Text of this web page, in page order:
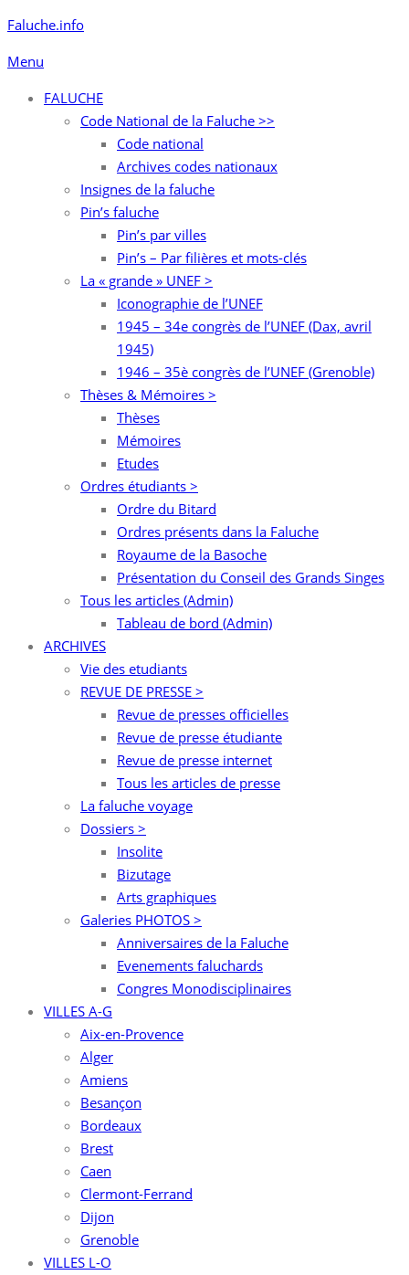
Aller
contenu
Faluche.info
Menu
FALUCHE
Code National de la Faluche >>
Code national
Archives codes nationaux
Insignes de la faluche
Pin’s faluche
Pin’s par villes
Pin’s – Par filières et mots-clés
La « grande » UNEF >
Iconographie de l’UNEF
1945 – 34e congrès de l’UNEF (Dax, avril
1945)
1946 – 35è congrès de l’UNEF (Grenoble)
Thèses & Mémoires >
Thèses
Mémoires
Etudes
Ordres étudiants >
Ordre du Bitard
Ordres présents dans la Faluche
Royaume de la Basoche
Présentation du Conseil des Grands Singes
Tous les articles (Admin)
Tableau de bord (Admin)
ARCHIVES
Vie des etudiants
REVUE DE PRESSE >
Revue de presses officielles
Revue de presse étudiante
Revue de presse internet
Tous les articles de presse
La faluche voyage
Dossiers >
Insolite
Bizutage
Arts graphiques
Galeries PHOTOS >
Anniversaires de la Faluche
Evenements faluchards
Congres Monodisciplinaires
VILLES A-G
Aix-en-Provence
Alger
Amiens
Besançon
Bordeaux
Brest
Caen
Clermont-Ferrand
Dijon
Grenoble
VILLES L-O